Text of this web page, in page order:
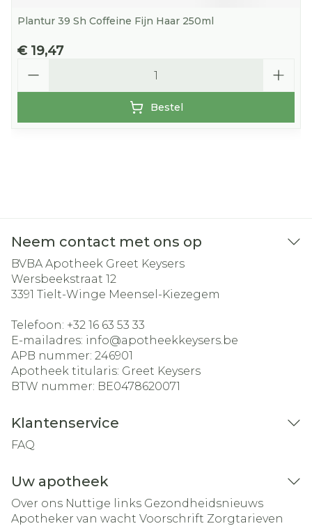
Plantur 39 Sh Coffeine Fijn Haar 250ml
€ 19,47
Bestel
Neem contact met ons op
BVBA Apotheek Greet Keysers
Wersbeekstraat 12
3391 Tielt-Winge Meensel-Kiezegem
Telefoon: +32 16 63 53 33
E-mailadres: info@apotheekkeysers.be
APB nummer: 246901
Apotheek titularis: Greet Keysers
BTW nummer: BE0478620071
Klantenservice
FAQ
Uw apotheek
Over ons Nuttige links Gezondheidsnieuws
Apotheker van wacht Voorschrift Zorgtarieven